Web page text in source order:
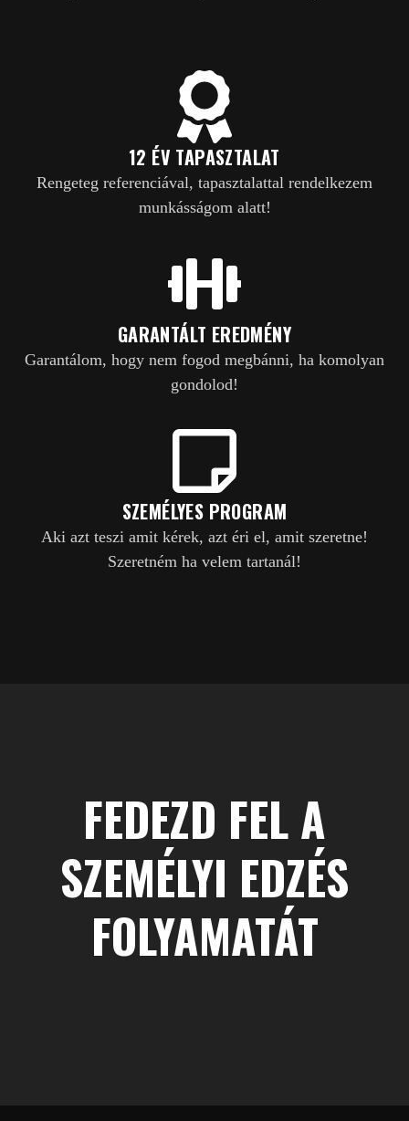
12 ÉV TAPASZTALAT
Rengeteg referenciával, tapasztalattal rendelkezem
munkásságom alatt!
GARANTÁLT EREDMÉNY
Garantálom, hogy nem fogod megbánni, ha komolyan
gondolod!
SZEMÉLYES PROGRAM
Aki azt teszi amit kérek, azt éri el, amit szeretne!
Szeretném ha velem tartanál!
FEDEZD FEL A
SZEMÉLYI EDZÉS
FOLYAMATÁT